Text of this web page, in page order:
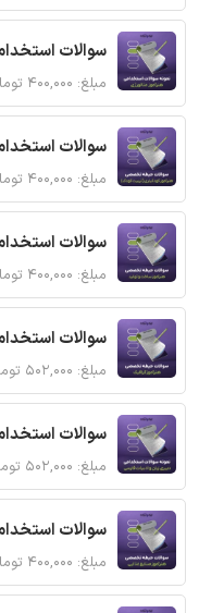
سوالات
مبلغ: ۴۰۰,۰۰۰ تومان
سوالات
مبلغ: ۴۰۰,۰۰۰ تومان
سوالات
مبلغ: ۴۰۰,۰۰۰ تومان
سوالات
مبلغ: ۵۰۲,۰۰۰ تومان
سوالات
مبلغ: ۵۰۲,۰۰۰ تومان
سوالات
مبلغ: ۴۰۰,۰۰۰ تومان